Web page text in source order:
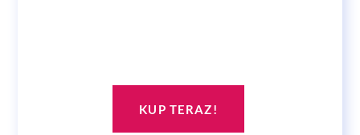
KUP TERAZ!